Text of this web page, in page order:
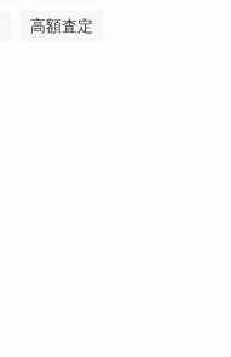
高額査定